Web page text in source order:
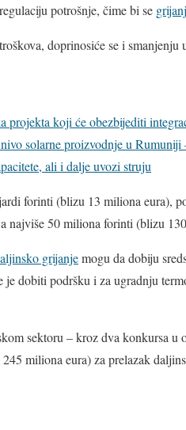
potrošnje, čime bi se
doprinosiće se i smanjenju
projekta koji će obezbijediti
solarne proizvodnje u Rumuniji
ali i dalje uvozi struju
forinti (blizu 13 miliona eura),
najviše 50 miliona forinti (blizu
grijanjemogu da dobiju
je dobiti podršku i za ugradnju
sektoru – kroz dva konkursa u
miliona eura) za prelazak